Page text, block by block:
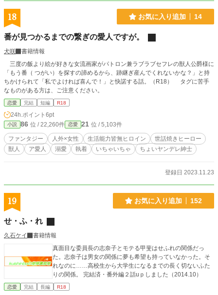
18 お気に入り追加 14
番が見つかるまでの繋ぎの愛人ですが。
犬咲
書籍情報
三度の飯より絵が好きな女流画家がパトロン兼ラブラブセフレの獣人公爵様に
「もう番（ つがい）を探すの諦めるから、跡継ぎ産んでくれないかな？」と持
ちかけられて「私でよければ喜んで！」と快諾する話。（R18） タグに苦手
なものがある方は、ご注意ください。
恋愛 完結 短編 R18
24h.ポイント 6pt
小説 86 位 / 22,260件 恋愛 21 位 / 5,103件
ファンタジー 人外×女性 生活能力皆無ヒロイン
世話焼きヒーロー
獣人
ア愛人 溺愛 執着 いちゃいちゃ ちょいヤンデレ紳士
登録日 2023.11.23
19 お気に入り追加 152
せ・ふ・れ
久石ケイ
書籍情報
真面目な委員長の志奈子とモテる甲斐はせふれの関係だっ
た。志奈子は男女の関係に夢も希望も持っていなかった。そ
れなのに……高校生から大学生になるまでの長く切ないふた
りの関係。 完結済・番外編２話uｐしました（2014.10）
恋愛 完結 長編 R18